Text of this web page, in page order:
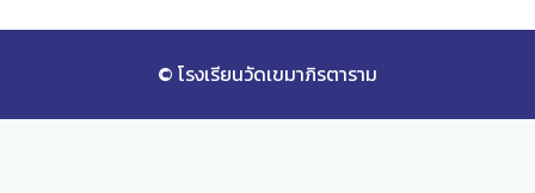
© โรงเรียนวัดเขมาภิรตาราม